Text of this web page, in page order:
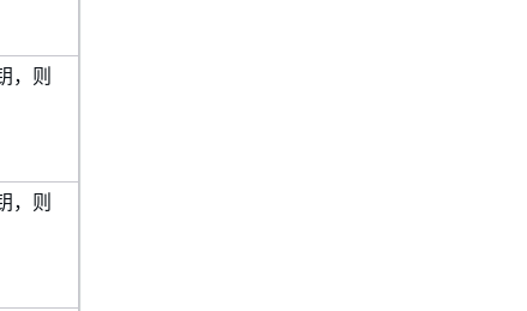
，则
，则